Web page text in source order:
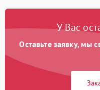
Замена платы управления
У Вас
Оставьте заявку, мы